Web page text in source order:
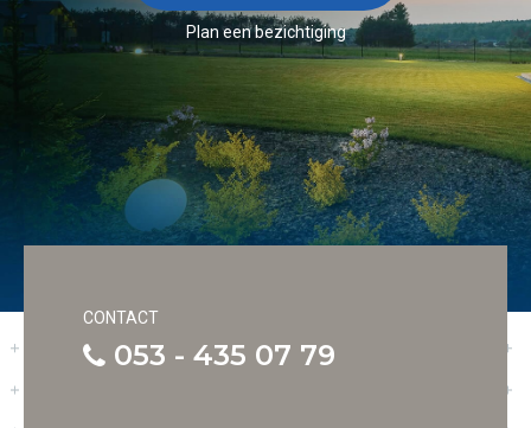
Plan een bezichtiging
CONTACT
053 - 435 07 79